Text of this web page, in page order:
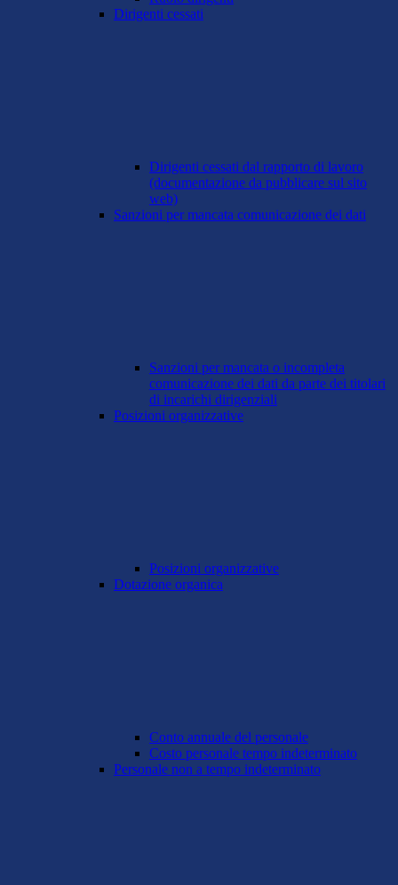
Dirigenti cessati
Dirigenti cessati dal rapporto di lavoro
(documentazione da pubblicare sul sito
web)
Sanzioni per mancata comunicazione dei dati
Sanzioni per mancata o incompleta
comunicazione dei dati da parte dei titolari
di incarichi dirigenziali
Posizioni organizzative
Posizioni organizzative
Dotazione organica
Conto annuale del personale
Costo personale tempo indeterminato
Personale non a tempo indeterminato